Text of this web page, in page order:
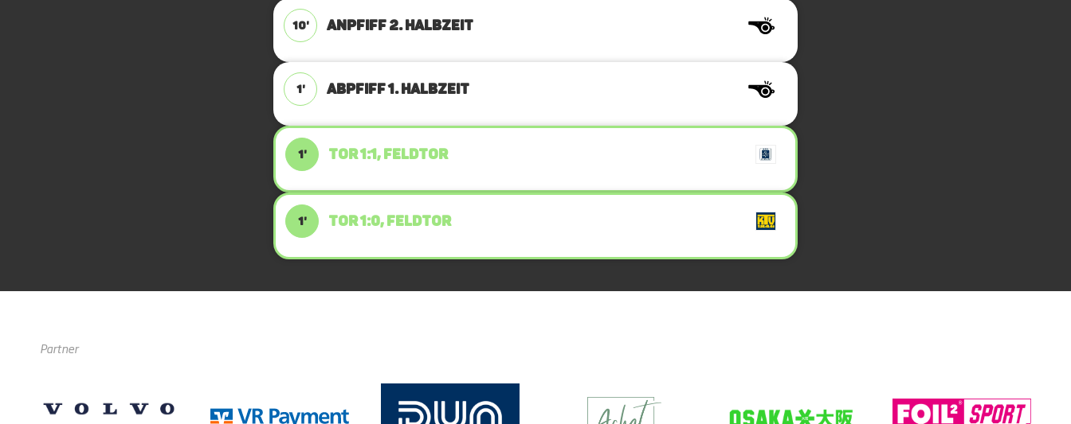
10' ANPFIFF 2. Halbzeit
1' ABPFIFF 1. Halbzeit
1' TOR 1:1, FELDTOR
1' TOR 1:0, FELDTOR
Partner